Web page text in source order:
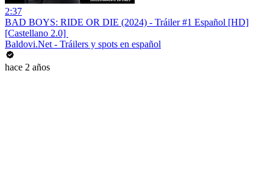
2:37
BAD BOYS: RIDE OR DIE (2024) - Tráiler #1 Español [HD]
[Castellano 2.0] ️
Baldovi.Net - Tráilers y spots en español
hace 2 años